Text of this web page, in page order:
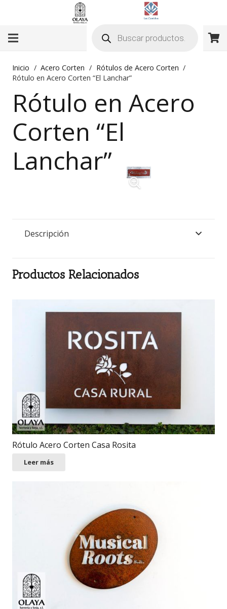
productos
Inicio / Acero Corten / Rótulos de Acero Corten /
Rótulo en Acero Corten “El Lanchar”
Rótulo en Acero
Corten “El
Lanchar”
Descripción
Productos Relacionados
Rótulo Acero Corten Casa Rosita
Leer más